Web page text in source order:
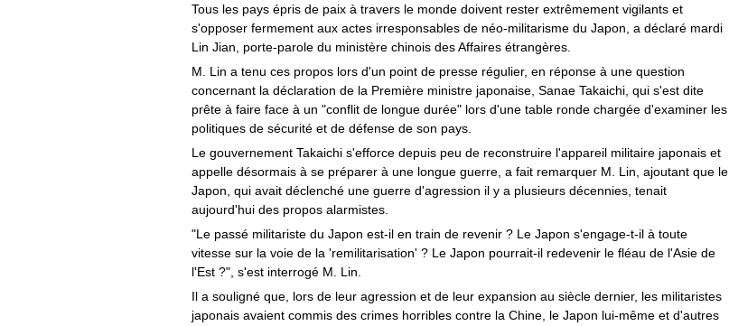
Tous les pays épris de paix à travers le monde doivent rester extrêmement vigilants et
s'opposer fermement aux actes irresponsables de néo-militarisme du Japon, a déclaré mardi
Lin Jian, porte-parole du ministère chinois des Affaires étrangères.
M. Lin a tenu ces propos lors d'un point de presse régulier, en réponse à une question
concernant la déclaration de la Première ministre japonaise, Sanae Takaichi, qui s'est dite
prête à faire face à un "conflit de longue durée" lors d'une table ronde chargée d'examiner les
politiques de sécurité et de défense de son pays.
Le gouvernement Takaichi s'efforce depuis peu de reconstruire l'appareil militaire japonais et
appelle désormais à se préparer à une longue guerre, a fait remarquer M. Lin, ajoutant que le
Japon, qui avait déclenché une guerre d'agression il y a plusieurs décennies, tenait
aujourd'hui des propos alarmistes.
"Le passé militariste du Japon est-il en train de revenir ? Le Japon s'engage-t-il à toute
vitesse sur la voie de la 'remilitarisation' ? Le Japon pourrait-il redevenir le fléau de l'Asie de
l'Est ?", s'est interrogé M. Lin.
Il a souligné que, lors de leur agression et de leur expansion au siècle dernier, les militaristes
japonais avaient commis des crimes horribles contre la Chine, le Japon lui-même et d'autres